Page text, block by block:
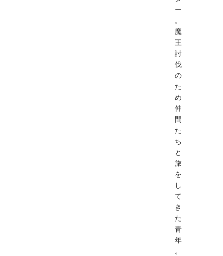
ー
。
魔
王
討
伐
の
た
め
仲
間
た
ち
と
旅
を
し
て
き
た
青
年
。